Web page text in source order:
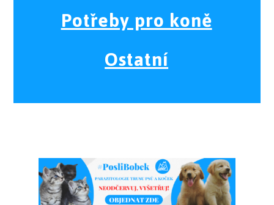
Potřeby pro koně
Ostatní